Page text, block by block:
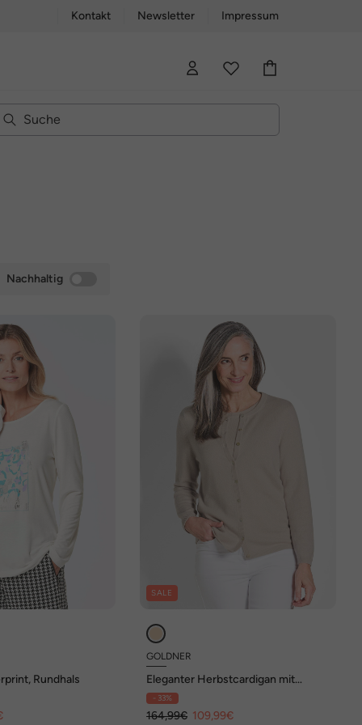
Kontakt Newsletter Impressum
Nachhaltig
Rundhals
SALE
GOLDNER
Eleganter Herbstcardigan mit
Rundhals
- 33%
164,99€ 109,99€